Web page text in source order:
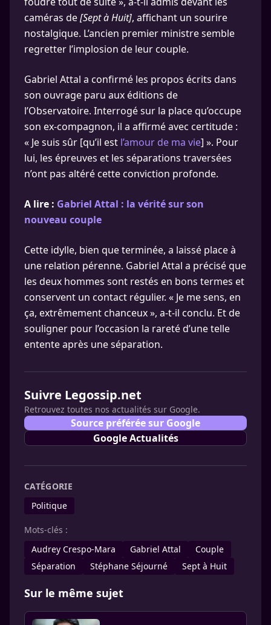
caméras de[Sept à Huit], affichant un sourire
nostalgique. L’ancien premier ministre semble
regretter l’implosion de leur couple.
Gabriel Attal a confirmé les propos écrits dans
son ouvrage paru aux éditions de
l’Observatoire. Interrogé sur la place qu’occupe
son ex-compagnon, il a affirmé avec certitude :
« Je suis sûr [qu’il est l’amour de ma vie] ». Pour
lui, les épreuves et les séparations traversées
n’ont pas altéré cette conviction profonde.
A lire : Gabriel Attal : la vérité sur son
nouveau couple
Cette idylle, bien que terminée, a laissé place à
une relation pérenne. Gabriel Attal a précisé que
les deux hommes sont restés en bons termes et
conservent un contact régulier. « Je me sens, en
ça, extrêmement chanceux », a-t-il conclu. Et de
souligner pour l’occasion la rareté d’une telle
entente après une séparation.
Suivre Legossip.net
Retrouvez toutes nos actualités sur Google.
Source préférée sur Google
Google Actualités
CATÉGORIE
Politique
Mots-clés :
Audrey Crespo-Mara
Gabriel Attal
Couple
Séparation
Stéphane Séjourné Sept à Huit
Sur le même sujet